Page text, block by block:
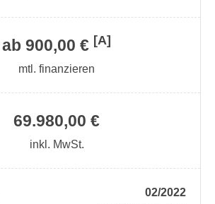
69.980,00 €
inkl. MwSt.
ab 900,00 € [A]
mtl. finanzieren
02/2022